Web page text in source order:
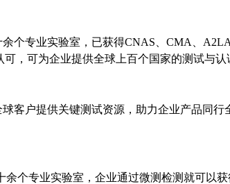
个专业实验室，已获得CNAS、CMA、
，可为企业提供全球上百个国家的测试与认
客户提供关键测试资源，助力企业产品同行
余个专业实验室，企业通过微测检测就可以